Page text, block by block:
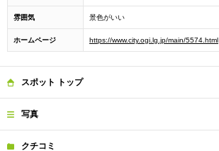
雰囲気 景色がいい
ホームページ https://www.city.ogi.lg.jp/main/5574.html
スポット トップ
写真
クチコミ